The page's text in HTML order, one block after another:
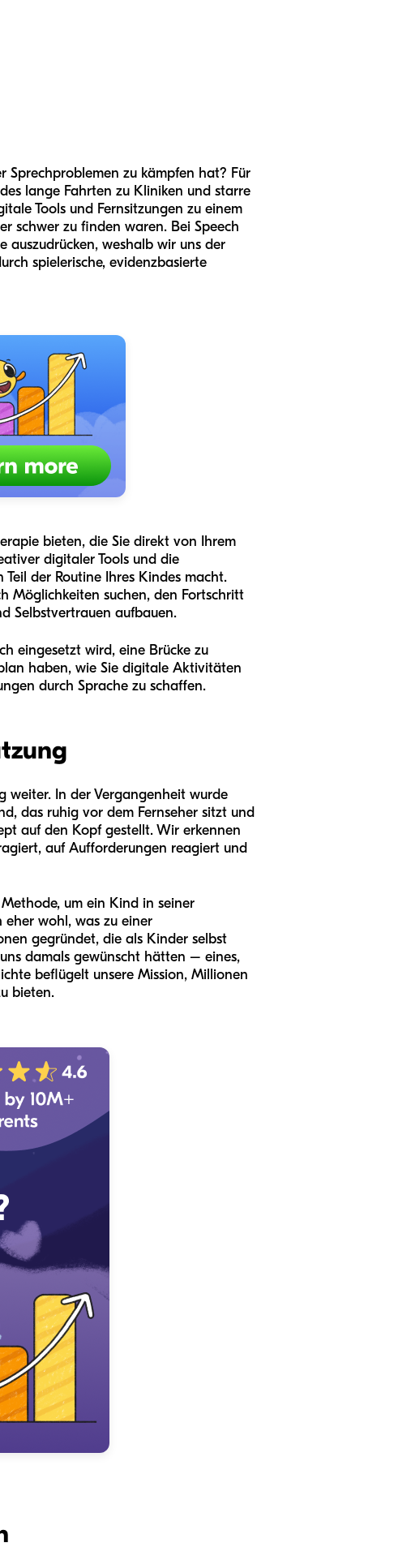
Sprechproblemen zu kämpfen hat? Für
lange Fahrten zu Kliniken und starre
Tools und Fernsitzungen zu einem
schwer zu finden waren. Bei Speech
auszudrücken, weshalb wir uns der
spielerische, evidenzbasierte
bieten, die Sie direkt von Ihrem
digitaler Tools und die
der Routine Ihres Kindes macht.
Möglichkeiten suchen, den Fortschritt
Selbstvertrauen aufbauen.
eingesetzt wird, eine Brücke zu
haben, wie Sie digitale Aktivitäten
durch Sprache zu schaffen.
weiter. In der Vergangenheit wurde
das ruhig vor dem Fernseher sitzt und
auf den Kopf gestellt. Wir erkennen
auf Aufforderungen reagiert und
um ein Kind in seiner
wohl, was zu einer
gegründet, die als Kinder selbst
damals gewünscht hätten – eines,
beflügelt unsere Mission, Millionen
bieten.